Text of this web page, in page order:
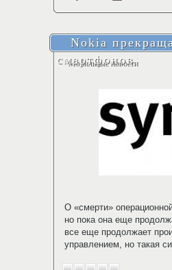
Nokia
смартфонов
Мобильные новости
О «смерти»
но пока она еще
все еще продолжает
управлением, но такая